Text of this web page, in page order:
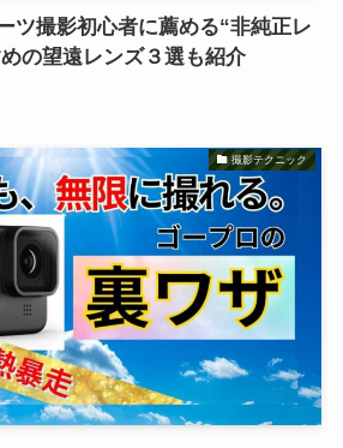
ツ撮影初心者に薦める“非純正レ
の望遠レンズ３選も紹介
撮影テクニック